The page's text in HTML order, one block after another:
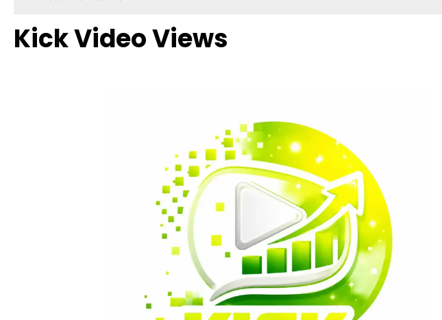
Kick Video Views